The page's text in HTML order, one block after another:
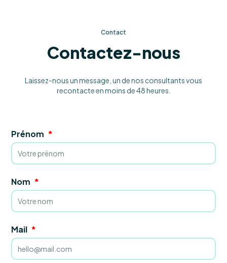
Contact
Contactez-nous
Laissez-nous un message, un de nos consultants vous
recontacte en moins de 48 heures.
Prénom
Nom
Mail